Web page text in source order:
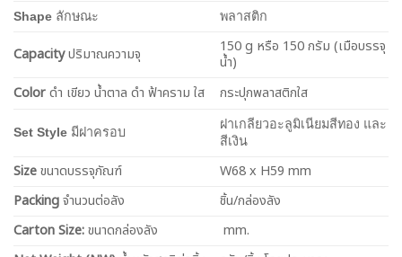
Shape ลักษณะ พลาสติก
Capacityปริมาณความจุ
150 g หรือ 150 กรัม (เมือบรรจุ
น้ำ)
Colorดำ เขียว น้ำตาล ดำ ฟ้าคราม ใส กระปุกพลาสติกใส
Set Style มีฝาครอบ
ฝาเกลียวอะลูมิเนียมสีทอง และ
สีเงิน
Sizeขนาดบรรจุภัณฑ์
W68 x H59 mm
Packingจำนวนต่อลัง
ชิ้น/กล่องลัง
Carton Size:ขนาดกล่องลัง
mm.